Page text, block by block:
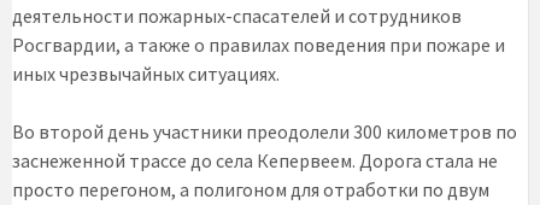
деятельности пожарных-спасателей и сотрудников
Росгвардии, а также о правилах поведения при пожаре и
иных чрезвычайных ситуациях.
Во второй день участники преодолели 300 километров по
заснеженной трассе до села Кепервеем. Дорога стала не
просто перегоном, а полигоном для отработки по двум